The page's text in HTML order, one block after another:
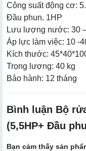
Công suất động cơ:
Đầu phun. 1HP
Lưu lượng nước: 30
Áp lực làm việc: 10 -
Kích thước:
Trọng lượng: 40 kg
Bảo hành: 12 tháng
Bình luận Bộ
(5,5HP+ Đầu
Bạn cảm thấy sản